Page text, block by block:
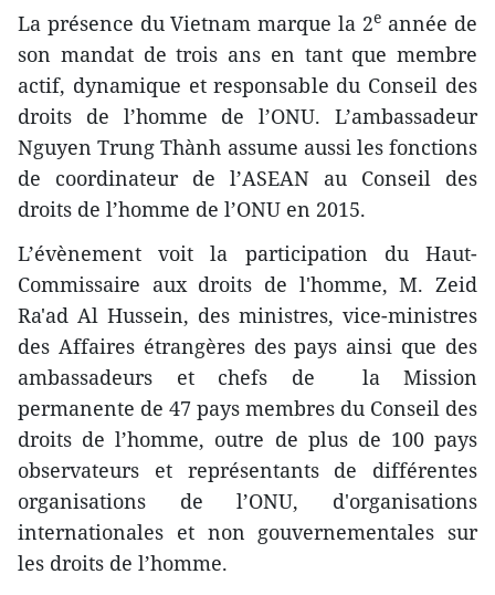
La présence du Vietnam marque la 2e année de
son mandat de trois ans en tant que membre
actif, dynamique et responsable du Conseil des
droits de l’homme de l’ONU. L’ambassadeur
Nguyen Trung Thành assume aussi les fonctions
de coordinateur de l’ASEAN au Conseil des
droits de l’homme de l’ONU en 2015.
L’évènement voit la participation du Haut-
Commissaire aux droits de l'homme, M. Zeid
Ra'ad Al Hussein, des ministres, vice-ministres
des Affaires étrangères des pays ainsi que des
ambassadeurs et chefs de la Mission
permanente de 47 pays membres du Conseil des
droits de l’homme, outre de plus de 100 pays
observateurs et représentants de différentes
organisations de l’ONU, d'organisations
internationales et non gouvernementales sur
les droits de l’homme.